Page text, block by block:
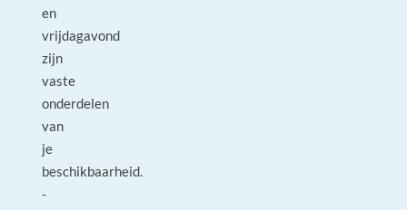
en
vrijdagavond
zijn
vaste
onderdelen
van
je
beschikbaarheid.
-